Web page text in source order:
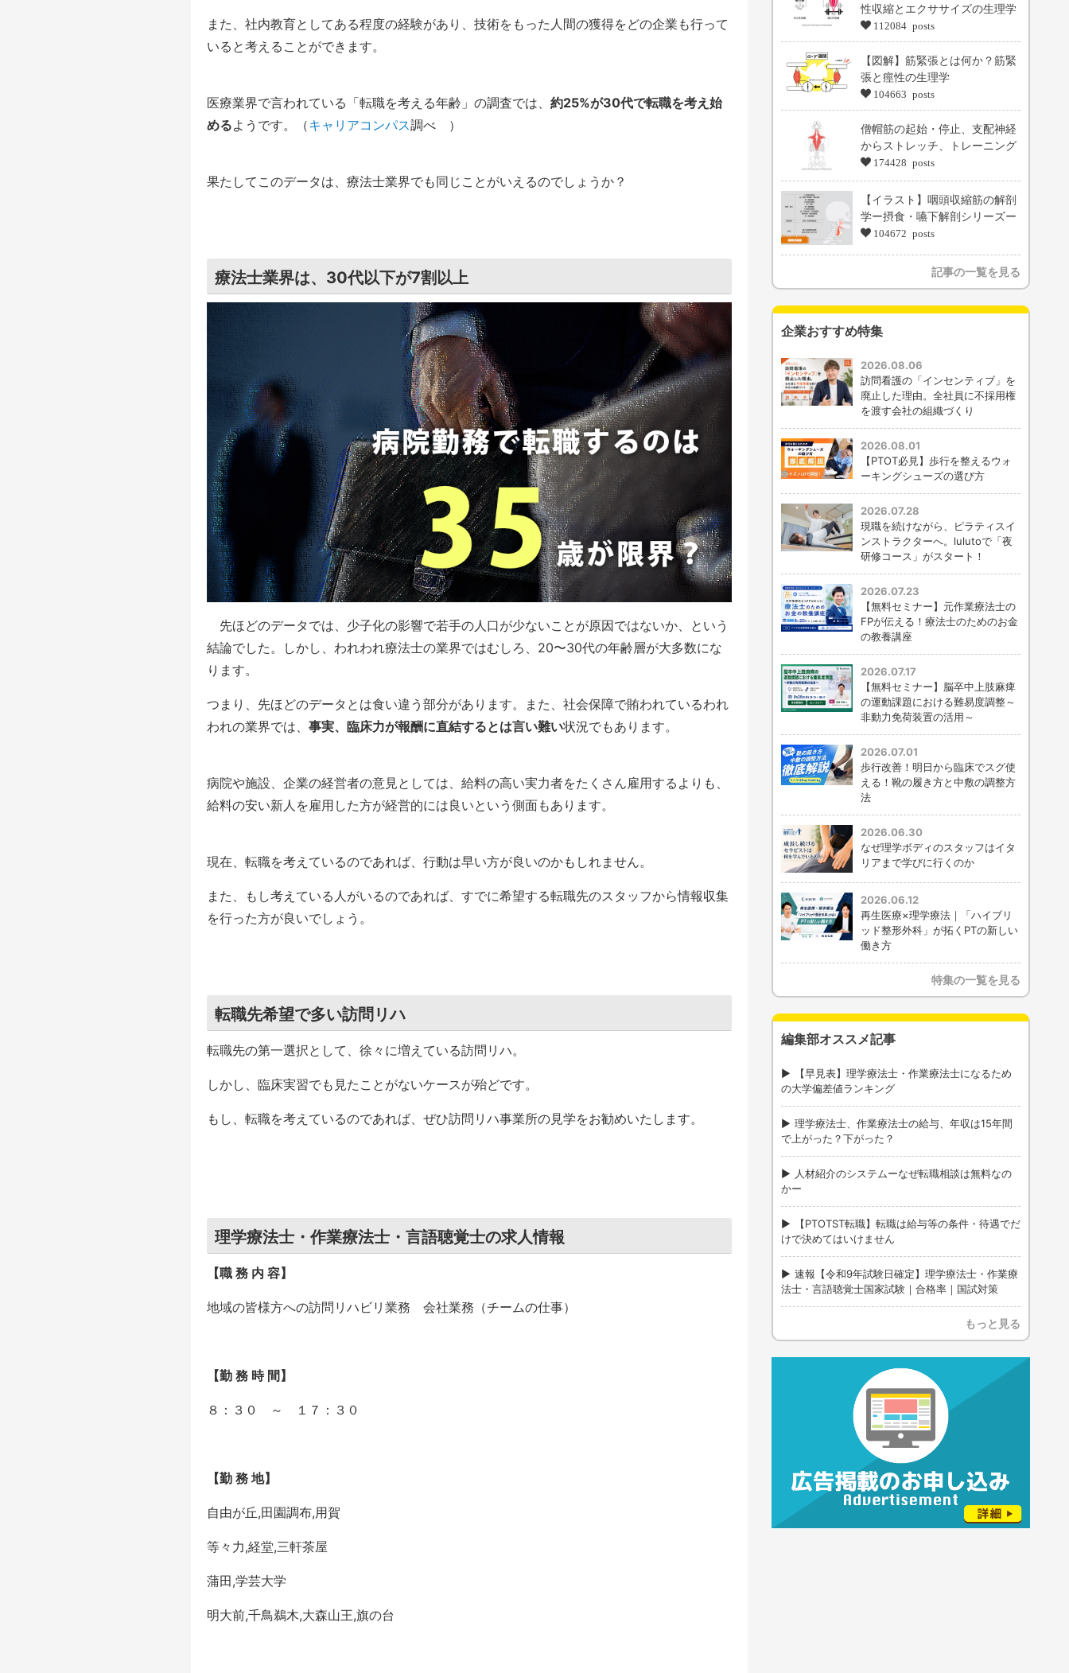
また、社内教育としてある程度の経験があり、技術をもった人間の獲得をどの企業も行って
いると考えることができます。
医療業界で言われている「転職を考える年齢」の調査では、 約25%が30代で転職を考え始
めるようです。（キャリアコンパス調べ ）
果たしてこのデータは、療法士業界でも同じことがいえるのでしょうか？
療法士業界は、30代以下が7割以上
先ほどのデータでは、少子化の影響で若手の人口が少ないことが原因ではないか、という
結論でした。しかし、われわれ療法士の業界ではむしろ、20〜30代の年齢層が大多数にな
ります。
つまり、先ほどのデータとは食い違う部分があります。また、社会保障で賄われているわれ
われの業界では、 事実、臨床力が報酬に直結するとは言い難い状況でもあります。
病院や施設、企業の経営者の意見としては、給料の高い実力者をたくさん雇用するよりも、
給料の安い新人を雇用した方が経営的には良いという側面もあります。
現在、転職を考えているのであれば、行動は早い方が良いのかもしれません。
また、もし考えている人がいるのであれば、すでに希望する転職先のスタッフから情報収集
を行った方が良いでしょう。
転職先希望で多い訪問リハ
転職先の第一選択として、徐々に増えている訪問リハ。
しかし、臨床実習でも見たことがないケースが殆どです。
もし、転職を考えているのであれば、ぜひ訪問リハ事業所の見学をお勧めいたします。
理学療法士・作業療法士・言語聴覚士の求人情報
【職 務 内 容】
地域の皆様方への訪問リハビリ業務 会社業務（チームの仕事）
【勤 務 時 間】
８：３０ ～ １７：３０
【勤 務 地】
自由が丘,田園調布,用賀
等々力,経堂,三軒茶屋
蒲田,学芸大学
明大前,千鳥鵜木,大森山王,旗の台
性収縮とエクササイズの生理学
112084 posts
【図解】筋緊張とは何か？筋緊
張と痙性の生理学
104663 posts
僧帽筋の起始・停止、支配神経
からストレッチ、トレーニング
174428 posts
【イラスト】咽頭収縮筋の解剖
学ー摂食・嚥下解剖シリーズー
104672 posts
記事の一覧を見る
企業おすすめ特集
2026.08.06
訪問看護の「インセンティブ」を
廃止した理由。全社員に不採用権
を渡す会社の組織づくり
2026.08.01
【PTOT必見】歩行を整えるウォ
ーキングシューズの選び方
2026.07.28
現職を続けながら、ピラティスイ
ンストラクターへ。lulutoで「夜
研修コース」がスタート！
2026.07.23
【無料セミナー】元作業療法士の
FPが伝える！療法士のためのお金
の教養講座
2026.07.17
【無料セミナー】脳卒中上肢麻痺
の運動課題における難易度調整～
非動力免荷装置の活用～
2026.07.01
歩行改善！明日から臨床でスグ使
える！靴の履き方と中敷の調整方
法
2026.06.30
なぜ理学ボディのスタッフはイタ
リアまで学びに行くのか
2026.06.12
再生医療×理学療法｜「ハイブリ
ッド整形外科」が拓くPTの新しい
働き方
特集の一覧を見る
編集部オススメ記事
【早見表】理学療法士・作業療法士になるため
の大学偏差値ランキング
理学療法士、作業療法士の給与、年収は15年間
で上がった？下がった？
人材紹介のシステムーなぜ転職相談は無料なの
かー
【PTOTST転職】転職は給与等の条件・待遇でだ
けで決めてはいけません
速報【令和9年試験日確定】理学療法士・作業療
法士・言語聴覚士国家試験｜合格率｜国試対策
もっと見る